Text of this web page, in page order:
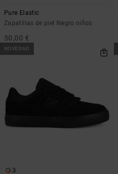
Pure Elastic
Zapatillas de piel Negro niños
50,00 €
NOVEDAD
3